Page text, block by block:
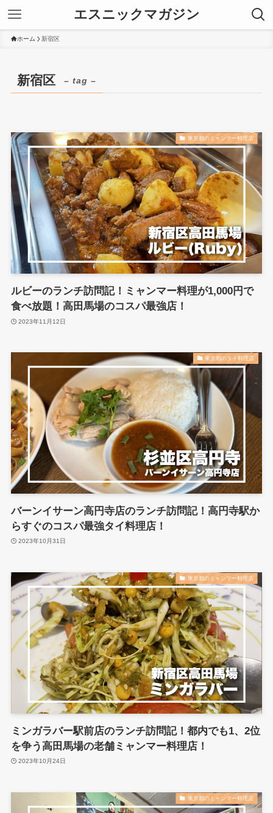
エスニックマガジン
ホーム 新宿区
新宿区 – tag –
東京都のミャンマー料理店
ルビーのランチ訪問記！ミャンマー料理が1,000円で
食べ放題！高田馬場のコスパ最強店！
2023年11月12日
東京都のタイ料理店
バーンイサーン高円寺店のランチ訪問記！高円寺駅か
らすぐのコスパ最強タイ料理店！
2023年10月31日
東京都のミャンマー料理店
ミンガラバー駅前店のランチ訪問記！都内でも1、2位
を争う高田馬場の老舗ミャンマー料理店！
2023年10月24日
東京都のミャンマー料理店